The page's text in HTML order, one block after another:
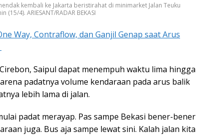
kembali ke Jakarta beristirahat di minimarket Jalan Teuku
(15/4). ARIESANT/RADAR BEKASI
Way, Contraflow, dan Ganjil Genap saat Arus
Saipul dapat menempuh waktu lima hingga
padatnya volume kendaraan pada arus balik
lebih lama di jalan.
padat merayap. Pas sampe Bekasi bener-bener
juga. Bus aja sampe lewat sini. Kalah jalan kita